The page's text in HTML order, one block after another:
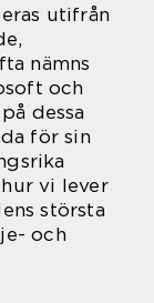
utifrån
nämns
och
dessa
för sin
vi lever
största
och